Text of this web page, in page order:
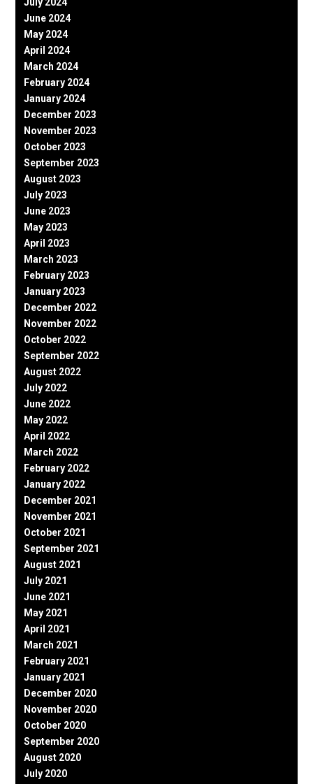
June 2024
May 2024
April 2024
March 2024
February 2024
January 2024
December 2023
November 2023
October 2023
September 2023
August 2023
July 2023
June 2023
May 2023
April 2023
March 2023
February 2023
January 2023
December 2022
November 2022
October 2022
September 2022
August 2022
July 2022
June 2022
May 2022
April 2022
March 2022
February 2022
January 2022
December 2021
November 2021
October 2021
September 2021
August 2021
July 2021
June 2021
May 2021
April 2021
March 2021
February 2021
January 2021
December 2020
November 2020
October 2020
September 2020
August 2020
July 2020